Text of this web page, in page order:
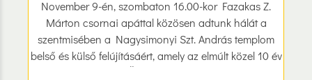
November 9-én, szombaton 16.00-kor Fazakas Z.
Márton csornai apáttal közösen adtunk hálát a
szentmisében a Nagysimonyi Szt. András templom
belső és külső felújításáért, amely az elmúlt közel 10 év
alatt valósult meg. Ünnepi beszédet mondott Ágh